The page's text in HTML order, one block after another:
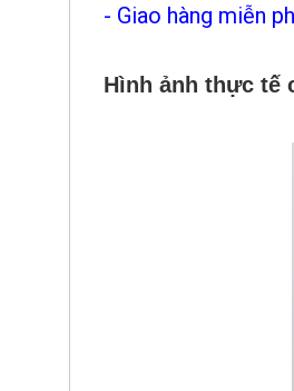
- Giao hàng miễn
Hình ảnh thực tế